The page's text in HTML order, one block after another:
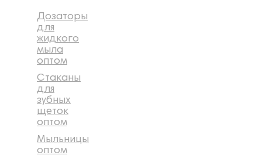
Дозаторы
для
жидкого
мыла
оптом
Стаканы
для
зубных
щеток
оптом
Мыльницы
оптом